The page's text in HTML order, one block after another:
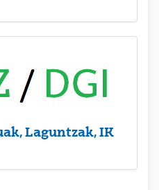
Laguntzak, IK